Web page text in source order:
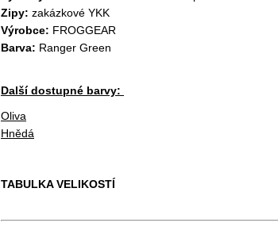
Zipy: zakázkové YKK
Výrobce: FROGGEAR
Barva: Ranger Green
Další dostupné barvy:
Oliva
Hnědá
TABULKA VELIKOSTÍ